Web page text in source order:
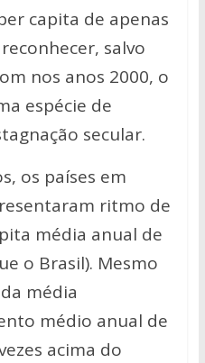
capita de apenas
salvo
nos anos 2000, o
espécie de
secular.
os países em
ritmo de
média anual de
o Brasil). Mesmo
média
médio anual de
acima do